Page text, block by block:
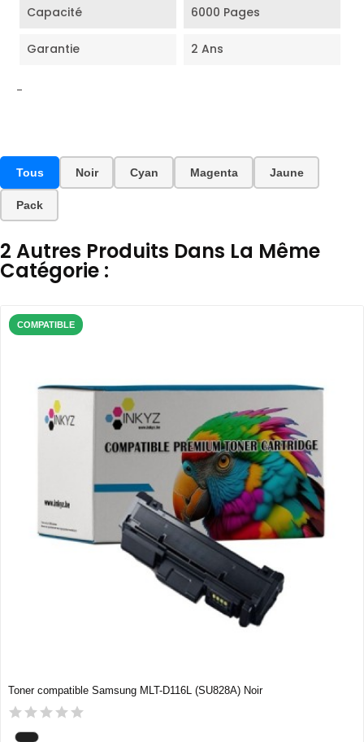
Capacité 6000 Pages
Garantie 2 Ans
-
Tous Noir Cyan Magenta Jaune
Pack
2 Autres Produits Dans La Même
Catégorie :
COMPATIBLE
Toner compatible Samsung MLT-D116L (SU828A) Noir